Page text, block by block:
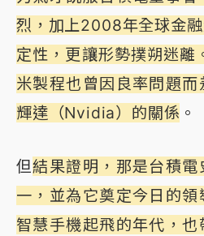
烈，加上2008年全球金
定性，更讓形勢撲朔迷
米製程也曾因良率問題而
輝達（Nvidia）的關係 。
但結果證明，那是台積
一，並為它奠定今日的
智慧手機起飛的年代，